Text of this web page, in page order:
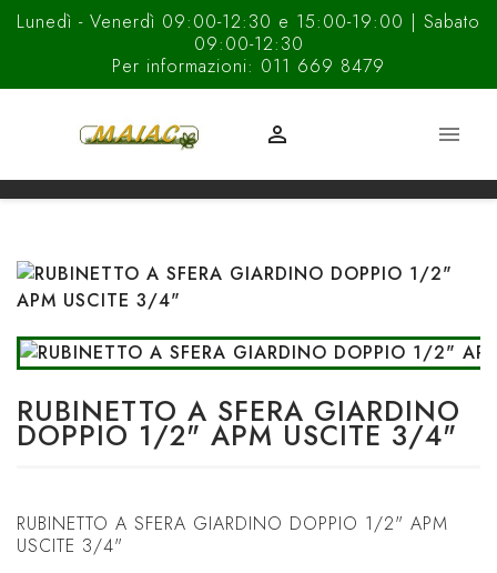
Lunedì - Venerdì 09:00-12:30 e 15:00-19:00 | Sabato
09:00-12:30
Per informazioni: 011 669 8479


RUBINETTO A SFERA GIARDINO
DOPPIO 1/2" APM USCITE 3/4"
RUBINETTO A SFERA GIARDINO DOPPIO 1/2" APM
USCITE 3/4"